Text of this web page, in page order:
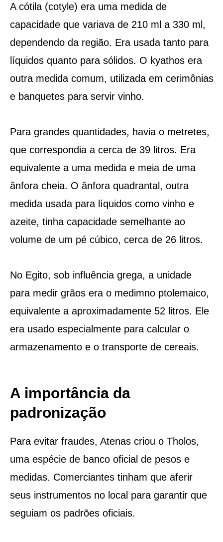
A cótila (cotyle) era uma medida de
capacidade que variava de 210 ml a 330 ml,
dependendo da região. Era usada tanto para
líquidos quanto para sólidos. O kyathos era
outra medida comum, utilizada em cerimônias
e banquetes para servir vinho.
Para grandes quantidades, havia o metretes,
que correspondia a cerca de 39 litros. Era
equivalente a uma medida e meia de uma
ânfora cheia. O ânfora quadrantal, outra
medida usada para líquidos como vinho e
azeite, tinha capacidade semelhante ao
volume de um pé cúbico, cerca de 26 litros.
No Egito, sob influência grega, a unidade
para medir grãos era o medimno ptolemaico,
equivalente a aproximadamente 52 litros. Ele
era usado especialmente para calcular o
armazenamento e o transporte de cereais.
A importância da
padronização
Para evitar fraudes, Atenas criou o Tholos,
uma espécie de banco oficial de pesos e
medidas. Comerciantes tinham que aferir
seus instrumentos no local para garantir que
seguiam os padrões oficiais.